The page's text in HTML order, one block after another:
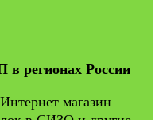
России
магазин